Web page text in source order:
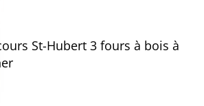
St-Hubert 3 fours à bois à